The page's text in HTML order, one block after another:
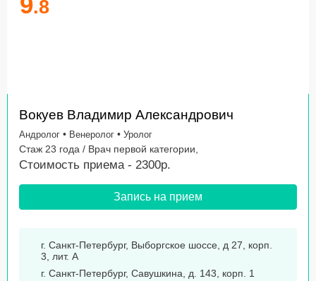
.8
Вокуев Владимир Александрович
Андролог • Венеролог • Уролог
Стаж 23 года / Врач первой категории,
Стоимость приема - 2300р.
Запись на прием
г. Санкт-Петербург, Выборгское шocce, д 27, корп.
3, лит. А
г. Санкт-Петербург, Савушкина, д. 143, корп. 1